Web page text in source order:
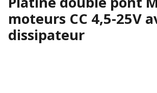
moteurs CC 4,5-25V
dissipateur